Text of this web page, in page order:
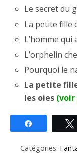
Le secret du
La petite fille
L’homme
L’orphelin
Pourquoi le
La petite
les oies (voir
Catégories: